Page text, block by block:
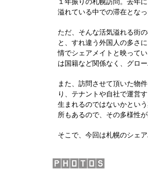
溢れている中での滞在とな
ただ、そんな活気溢れる街
と、すれ違う外国人の多さ
情でシェアメイトと映って
は国籍など関係なく、グロ
また、訪問させて頂いた物
り、テナントや自社で運営
生まれるのではないかとい
所もあるので、その多様性
そこで、今回は札幌のシェ